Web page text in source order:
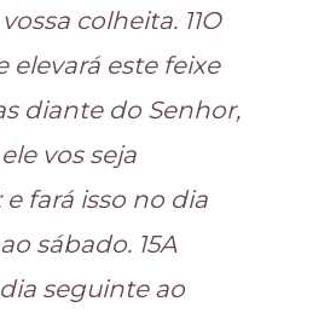
colheita. 11O
elevará este feixe
diante do Senhor,
vos seja
e fará isso no dia
sábado. 15A
seguinte ao